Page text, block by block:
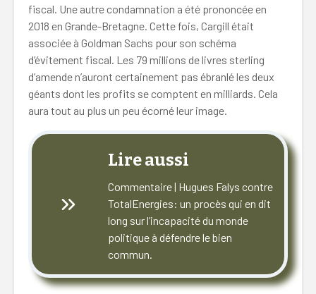
fiscal. Une autre condamnation a été prononcée en
2018 en Grande-Bretagne. Cette fois, Cargill était
associée à Goldman Sachs pour son schéma
d’évitement fiscal. Les 79 millions de livres sterling
d’amende n’auront certainement pas ébranlé les deux
géants dont les profits se comptent en milliards. Cela
aura tout au plus un peu écorné leur image.
Lire aussi
Commentaire | Hugues Falys contre
TotalEnergies: un procès qui en dit
long sur l’incapacité du monde
politique à défendre le bien
commun.